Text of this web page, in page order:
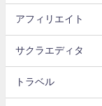
アフィリエイト
サクラエディタ
トラベル